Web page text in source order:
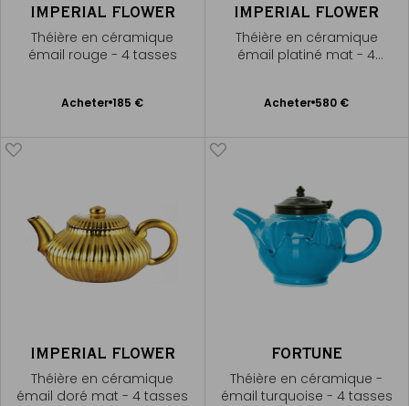
IMPERIAL FLOWER
Théière en céramique
émail rouge - 4 tasses
Acheter 185 €
Ajouter
IMPERIAL FLOWER
Théière en céramique
émail platiné mat - 4
Acheter 580 €
Ajouter
IMPERIAL FLOWER
Théière en céramique
émail doré mat - 4 tasses
FORTUNE
Théière en céramique -
émail turquoise - 4 tasses